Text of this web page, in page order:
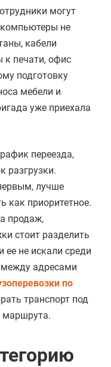
могут
компьютеры не
кабели
к печати, офис
подготовку
мебели и
уже приехала
переезда,
разгрузки.
лучше
как приоритетное.
продаж,
стоит разделить
ее не искали среди
адресами
по
транспорт под
маршрута.